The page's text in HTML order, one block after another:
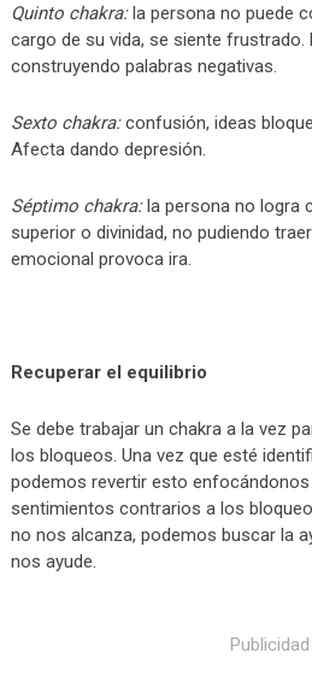
Quinto chakra:la persona no puede
cargo de su vida, se siente
construyendo palabras negativas.
Sexto chakra:confusión, ideas
Afecta dando depresión.
Séptimo chakra:la persona no logra
superior o divinidad, no pudiendo
emocional provoca ira.
Recuperar el equilibrio
Se debe trabajar un chakra a la vez
los bloqueos. Una vez que esté
podemos revertir esto
sentimientos contrarios a los
no nos alcanza, podemos buscar la
nos ayude.
Publicidad